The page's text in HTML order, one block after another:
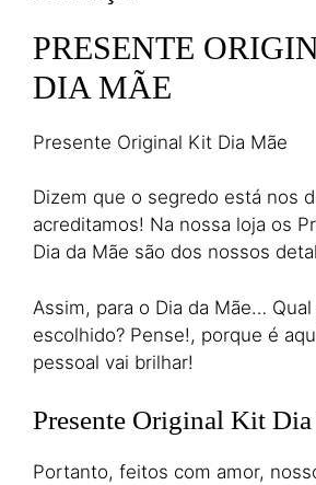
PRESENTE
DIA MÃE
Presente Original Kit Dia Mãe
Dizem que o segredo está nos
acreditamos! Na nossa loja os
Dia da Mãe são dos nossos
Assim, para o Dia da Mãe…
escolhido? Pense!, porque é
pessoal vai brilhar!
Presente Original Kit
Portanto, feitos com amor,